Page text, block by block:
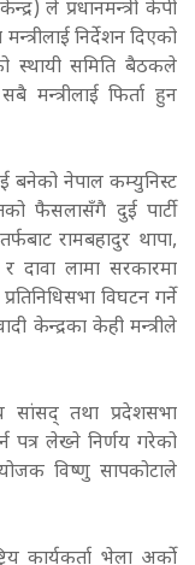
ले प्रधानमन्त्री केपी
निर्देशन दिएको
स्थायी समिति बैठकले
मन्त्रीलाई फिर्ता हुन
बनेको नेपाल कम्युनिस्ट
फैसलासँगै दुई पार्टी
रामबहादुर थापा,
दावा लामा सरकारमा
विघटन गर्ने
केन्द्रका केही मन्त्रीले
सांसद् तथा प्रदेशसभा
पत्र लेख्ने निर्णय गरेको
विष्णु सापकोटाले
कार्यकर्ता भेला अर्को